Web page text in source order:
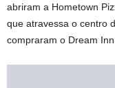
abriram a Hometown
que atravessa o centro
compraram o Dream